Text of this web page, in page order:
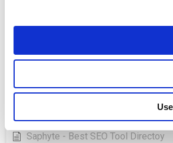
Pulno - Meilleur outil de
Ranktools - Best SEO Tool Directoy
Saphyte - Best SEO Tool Directoy